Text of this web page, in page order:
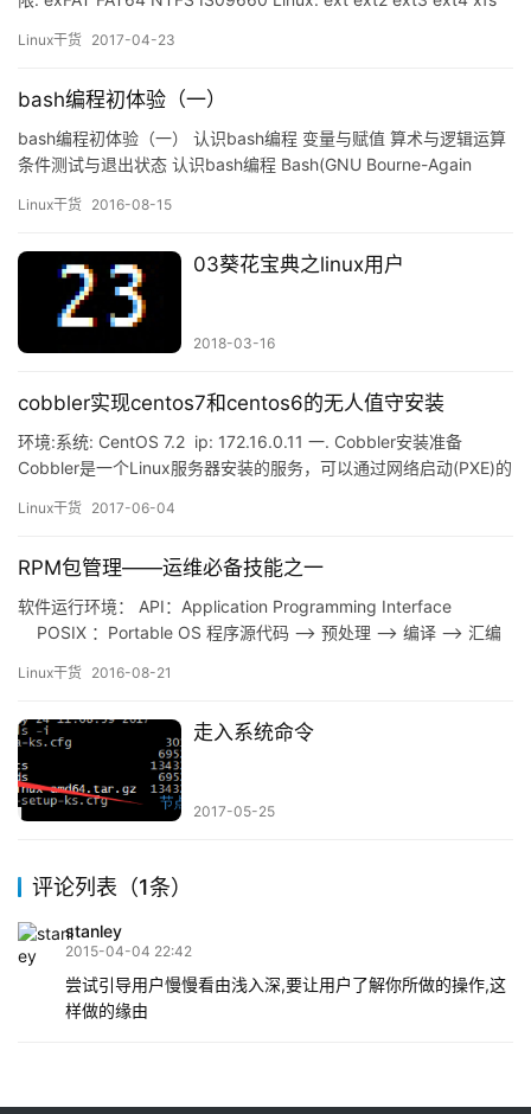
CIFS 集群文件系统: GFS2 OCFS2…
Linux干货 2017-04-23
bash编程初体验（一）
bash编程初体验（一） 认识bash编程 变量与赋值 算术与逻辑运算
条件测试与退出状态 认识bash编程 Bash(GNU Bourne-Again
bash的环境下的一种编程。 众所周知，程序=指令+数据，由此也决
Linux干货 2016-08-15
03葵花宝典之linux用户
2018-03-16
cobbler实现centos7和centos6的无人值守安装
环境:系统: CentOS 7.2 ip: 172.16.0.11 一. Cobbler安装准备
Cobbler是一个Linux服务器安装的服务，可以通过网络启动(PXE)的
DHCP，DNS等。 Cobbler可以使用命令行方式管理，也提供了基
Linux干货 2017-06-04
RPM包管理——运维必备技能之一
软件运行环境： API：Application Programming Interface
POSIX ：Portable OS 程序源代码 –> 预处理 –> 编译 –> 汇编
Linux干货 2016-08-21
走入系统命令
2017-05-25
评论列表（1条）
stanley
2015-04-04 22:42
尝试引导用户慢慢看由浅入深,要让用户了解你所做的操作,这
样做的缘由